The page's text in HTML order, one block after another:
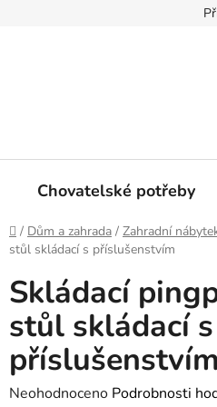
Chovatelské potřeby
Domů
/ Dům a zahrada / Zahradní
stůl skládací s příslušenstvím
Skládací
stůl skládací s
příslušenstvím
Průměrné
Neohodnoceno Podrobnosti